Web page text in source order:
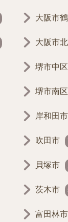
大阪市
大阪市
堺市中区
堺市南区
岸和田市
吹田市
貝塚市
茨木市
富田林市